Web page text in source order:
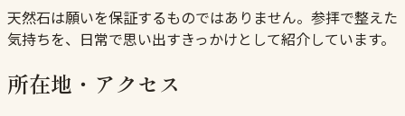
天然石は願いを保証するものではありません。参拝で整えた
気持ちを、日常で思い出すきっかけとして紹介しています。
所在地・アクセス